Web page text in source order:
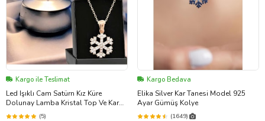
Kargo ile Teslimat
Led Işıklı Cam Satürn Kız Küre
Dolunay Lamba Kristal Top Ve Kar
Tanesi Kolye
(5)
Kargo Bedava
Elika Silver Kar Tanesi Model 925
Ayar Gümüş Kolye
(1649)